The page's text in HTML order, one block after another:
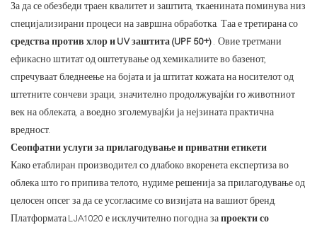
За да се обезбеди траен квалитет и заштита, ткаенината поминува низ
специјализирани процеси на завршна обработка. Таа е третирана со
средства против хлор и UV заштита (UPF 50+). Овие третмани
ефикасно штитат од оштетување од хемикалиите во базенот,
спречуваат бледнеење на бојата и ја штитат кожата на носителот од
штетните сончеви зраци, значително продолжувајќи го животниот
век на облеката, а воедно зголемувајќи ја нејзината практична
вредност.
Сеопфатни услуги за прилагодување и приватни етикети
Како етаблиран производител со длабоко вкоренета експертиза во
облека што го припива телото, нудиме решенија за прилагодување од
целосен опсег за да се усогласиме со визијата на вашиот бренд.
Платформата LJA1020 е исклучително погодна запроекти со